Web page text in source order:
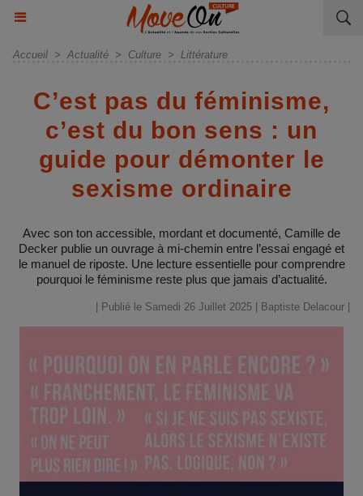
Accueil > Actualité > Culture > Littérature
C’est pas du féminisme,
c’est du bon sens : un
guide pour démonter le
sexisme ordinaire
Avec son ton accessible, mordant et documenté, Camille de
Decker publie un ouvrage à mi-chemin entre l’essai engagé et
le manuel de riposte. Une lecture essentielle pour comprendre
pourquoi le féminisme reste plus que jamais d’actualité.
| Publié le Samedi 26 Juillet 2025 | Baptiste Delacour